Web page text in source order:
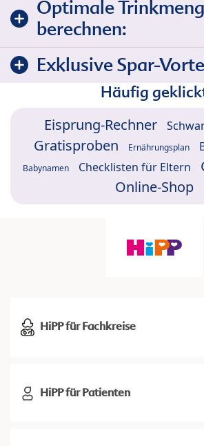
Optimale
berechnen:
Exklusive Spar-
Häufig
Eisprung-Rechner
Gratisproben Ernährungsplan
Babynamen Checklisten für Eltern
Online-Shop
HiPP für Fachkreise
HiPP für Patienten